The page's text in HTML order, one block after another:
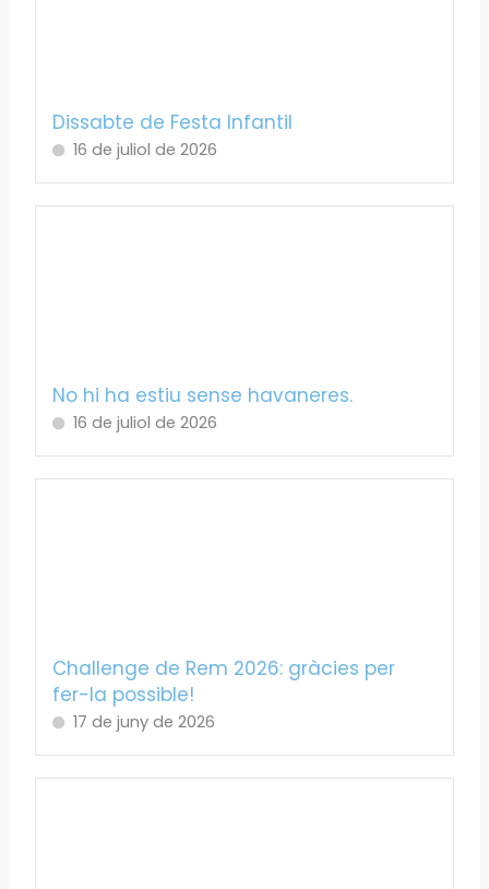
Dissabte de Festa Infantil
16 de juliol de 2026
No hi ha estiu sense havaneres.
16 de juliol de 2026
Challenge de Rem 2026: gràcies per
fer-la possible!
17 de juny de 2026